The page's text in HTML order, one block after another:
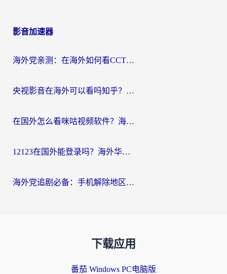
影音加速器
海外党亲测：在海外如何看CCTV？告别“仅限大陆播放”的实用指南
央视影音在海外可以看吗知乎？留学生亲测：3步解决地域限制+追剧自由
在国外怎么看咪咕视频软件？海外党亲测有效的回国加速方案
12123在国外能登录吗？海外华人必看的回国加速实用指南
海外党追剧必备：手机解除地区限制app怎么选？解决央视视频&国内剧地区限制全指南
下载应用
番茄 Windows PC电脑版